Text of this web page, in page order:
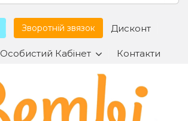
Зворотній звязок Дисконт
Особистий Кабінет Контакти